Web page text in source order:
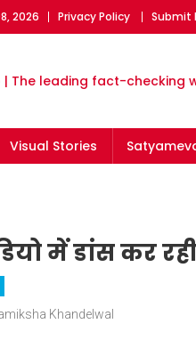
2026 Privacy Policy Submit
Visual Stories
में डांस कर
Khandelwal